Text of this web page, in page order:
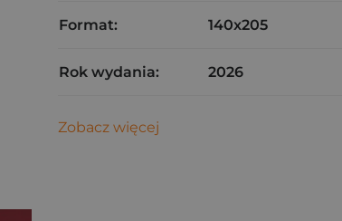
Format: 140x205
Rok wydania: 2026
Zobacz więcej